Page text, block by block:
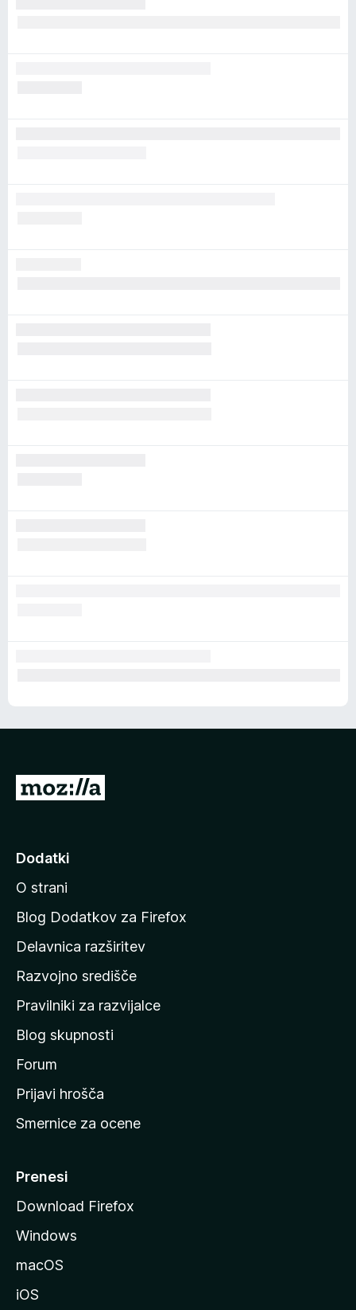
P
d
n
a
o
m
a
o
s
t
a
M
z
i
e
Dodatki
O strani
Blog Dodatkov za Firefox
Delavnica razširitev
Razvojno središče
Pravilniki za razvijalce
Blog skupnosti
Forum
Prijavi hrošča
Smernice za ocene
Prenesi
Download Firefox
Windows
macOS
iOS